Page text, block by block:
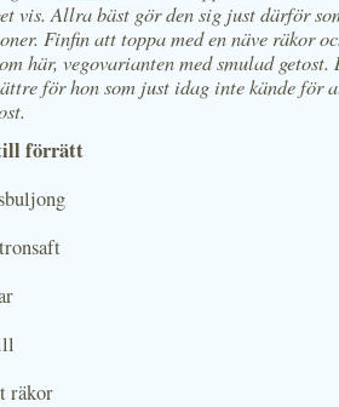
vis. Allra bäst gör den sig just därför
Finfin att toppa med en näve räkor
här, vegovarianten med smulad getost.
för hon som just idag inte kände för
till förrätt
räkor